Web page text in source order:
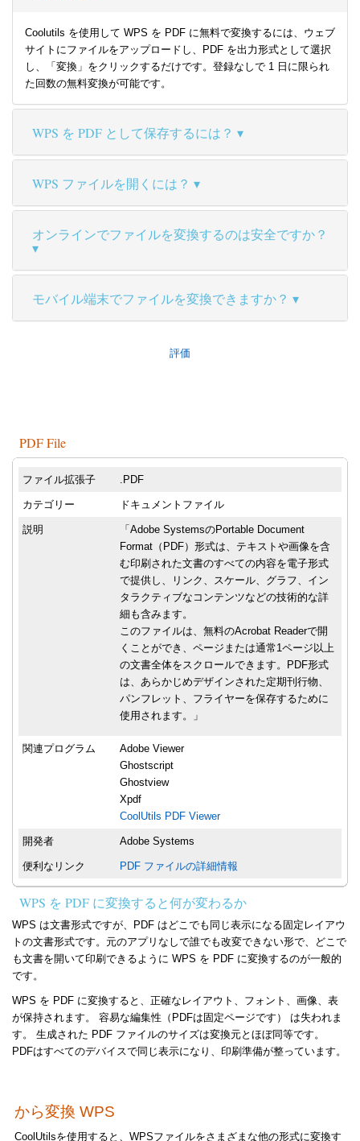
Coolutils を使用して WPS を PDF に無料で変換するには、ウェブ
サイトにファイルをアップロードし、PDF を出力形式として選択
し、「変換」をクリックするだけです。登録なしで 1 日に限られ
た回数の無料変換が可能です。
WPS を PDF として保存するには？
WPS ファイルを開くには？
オンラインでファイルを変換するのは安全ですか？
モバイル端末でファイルを変換できますか？
評価
PDF File
ファイル拡張子 .PDF
カテゴリー ドキュメントファイル
説明
「Adobe SystemsのPortable Document
Format（PDF）形式は、テキストや画像を含
む印刷された文書のすべての内容を電子形式
で提供し、リンク、スケール、グラフ、イン
タラクティブなコンテンツなどの技術的な詳
細も含みます。
このファイルは、無料のAcrobat Readerで開
くことができ、ページまたは通常1ページ以上
の文書全体をスクロールできます。PDF形式
は、あらかじめデザインされた定期刊行物、
パンフレット、フライヤーを保存するために
使用されます。」
関連プログラム
Adobe Viewer
Ghostscript
Ghostview
Xpdf
CoolUtils PDF Viewer
開発者 Adobe Systems
便利なリンク PDF ファイルの詳細情報
WPS を PDF に変換すると何が変わるか
WPS は文書形式ですが、PDF はどこでも同じ表示になる固定レイアウ
トの文書形式です。元のアプリなしで誰でも改変できない形で、どこで
も文書を開いて印刷できるように WPS を PDF に変換するのが一般的
です。
WPS を PDF に変換すると、正確なレイアウト、フォント、画像、表
が保持されます。 容易な編集性（PDFは固定ページです） は失われま
す。 生成された PDF ファイルのサイズは変換元とほぼ同等です。
PDFはすべてのデバイスで同じ表示になり、印刷準備が整っています。
から変換 WPS
CoolUtilsを使用すると、WPSファイルをさまざまな他の形式に変換す